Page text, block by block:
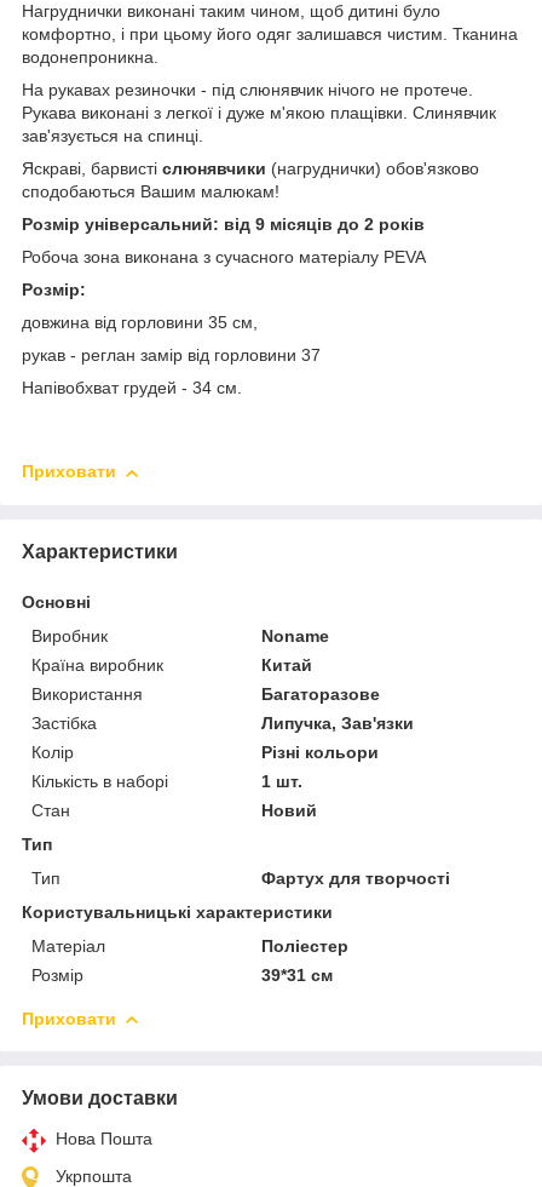
Нагруднички виконані таким чином, щоб дитині було
комфортно, і при цьому його одяг залишався чистим. Тканина
водонепроникна.
На рукавах резиночки - під слюнявчик нічого не протече.
Рукава виконані з легкої і дуже м'якою плащівки. Слинявчик
зав'язується на спинці.
Яскраві, барвисті слюнявчики (нагруднички) обов'язково
сподобаються Вашим малюкам!
Розмір універсальний: від 9 місяців до 2 років
Робоча зона виконана з сучасного матеріалу PEVA
Розмір:
довжина від горловини 35 см,
рукав - реглан замір від горловини 37
Напівобхват грудей - 34 см.
Приховати
Характеристики
Основні
Виробник
Noname
Країна виробник
Китай
Використання
Багаторазове
Застібка
Липучка, Зав'язки
Колір
Різні кольори
Кількість в наборі
1 шт.
Стан
Новий
Тип
Тип
Фартух для творчості
Користувальницькі характеристики
Матеріал
Поліестер
Розмір
39*31 см
Приховати
Умови доставки
Нова Пошта
Укрпошта